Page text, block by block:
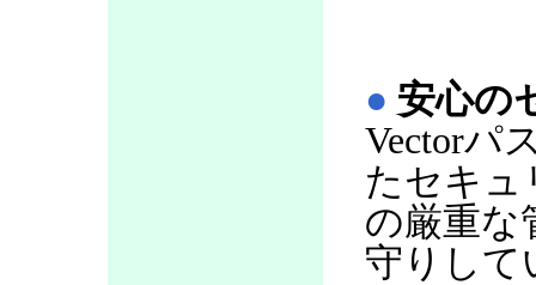
● 安心の
Vectorパ
たセキュ
の厳重な
守りして